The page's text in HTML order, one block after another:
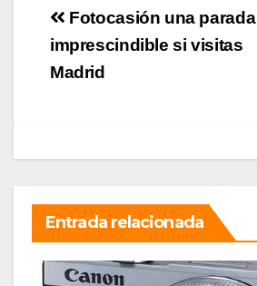
Navegación
de
entradas
Fotocasión una parada
imprescindible si visitas
Madrid
Entrada relacionada